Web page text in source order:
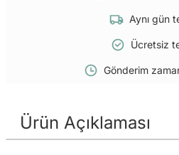
Aynı gün
Ücretsiz
Gönderim
Ürün Açıklaması